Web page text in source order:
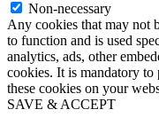
Non-necessary
Any cookies that may not
to function and is used
analytics, ads, other
cookies. It is mandatory
these cookies on your
SAVE & ACCEPT